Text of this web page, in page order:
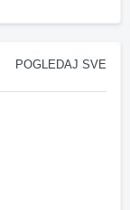
POGLEDAJ SVE